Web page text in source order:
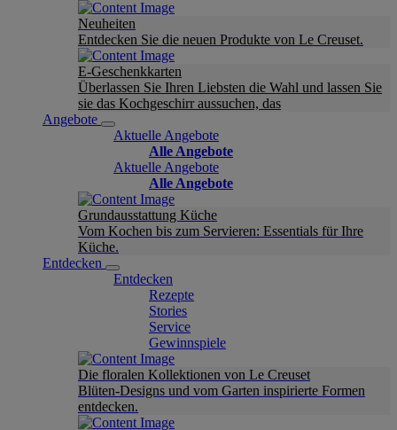
Neuheiten
Entdecken Sie die neuen Produkte von Le Creuset.
E-Geschenkkarten
Überlassen Sie Ihren Liebsten die Wahl und lassen Sie
sie das Kochgeschirr aussuchen, das
Angebote
Aktuelle Angebote
Alle Angebote
Aktuelle Angebote
Alle Angebote
Grundausstattung Küche
Vom Kochen bis zum Servieren: Essentials für Ihre
Küche.
Entdecken
Entdecken
Rezepte
Stories
Service
Gewinnspiele
Die floralen Kollektionen von Le Creuset
Blüten-Designs und vom Garten inspirierte Formen
entdecken.